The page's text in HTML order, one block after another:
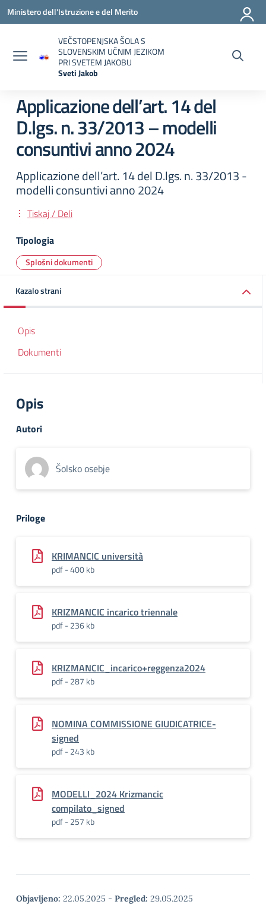
Vai ai contenuti
Vai al menu di navigazione
Vai al footer
Ministero dell'Istruzione e del Merito
VEČSTOPENJSKA ŠOLA S
SLOVENSKIM UČNIM JEZIKOM
PRI SVETEM JAKOBU
Sveti Jakob
Applicazione dell’art. 14 del
D.lgs. n. 33/2013 – modelli
consuntivi anno 2024
Applicazione dell’art. 14 del D.lgs. n. 33/2013 -
modelli consuntivi anno 2024
Tiskaj / Deli
Tipologia
Splošni dokumenti
Kazalo strani
Opis
Dokumenti
Opis
Autori
Šolsko osebje
Priloge
KRIMANCIC università
pdf - 400 kb
KRIZMANCIC incarico triennale
pdf - 236 kb
KRIZMANCIC_incarico+reggenza2024
pdf - 287 kb
NOMINA COMMISSIONE GIUDICATRICE-
signed
pdf - 243 kb
MODELLI_2024 Krizmancic
compilato_signed
pdf - 257 kb
Objavljeno: 22.05.2025 - Pregled: 29.05.2025